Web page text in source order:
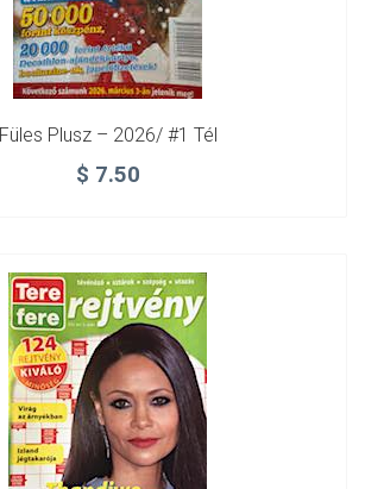
Füles Plusz – 2026/ #1 Tél
$ 7.50